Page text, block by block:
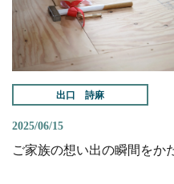
出口 詩麻
2025/06/15
ご家族の想い出の瞬間をか